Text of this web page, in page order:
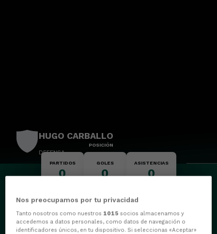
HUGO CARBALLO
POSICIÓN
DEFENSA
PARTIDOS
0
GOLES
0
ASISTENCIAS
0
Nos preocupamos por tu privacidad
Tanto nosotros como nuestros 1015 socios almacenamos y
accedemos a datos personales, como datos de navegación o
identificadores únicos, en tu dispositivo. Si seleccionas «Aceptar»